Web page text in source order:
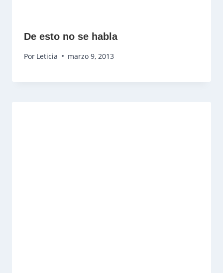
De esto no se habla
Por Leticia marzo 9, 2013